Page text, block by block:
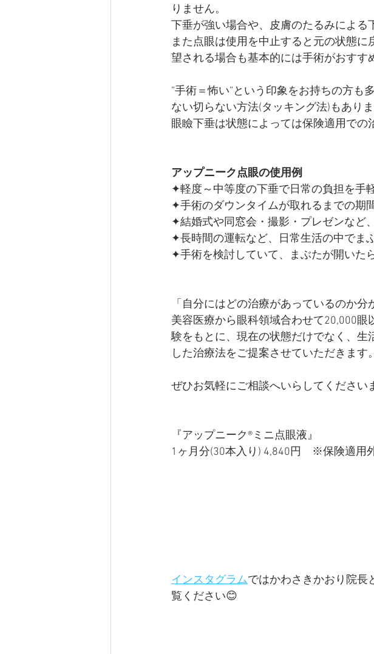
りません。
下垂が強い場合や、皮膚のたるみによ
また点眼は使用を中止すると元の状態
望される場合も基本的には手術がおすす
”手術＝怖い”という印象をお持ちの方
ない切らない方法(タッキング法)もあり
眼瞼下垂は状態によっては保険適用で
アップニーク点眼の使用例
✦軽度～中等度の下垂で日常の負担を手
✦手術のダウンタイムが取れるまでの期
✦結婚式や同窓会・撮影・プレゼンなど
✦長時間の運転など、日常生活の中でま
✦手術を検討していて、まぶたが開いた
「自分にはどの治療があっているのか
美容医療から眼科領域合わせて20,000
験をもとに、現在の状態だけでなく、
した治療法をご提案させていただきます。
ぜひお気軽にご相談へいらしてください
『アップニーク®ミニ点眼液』
1ヶ月分(30本入り) 4,840円　※保険適用
インスタグラムではかわさきかおり院長
覧ください😊